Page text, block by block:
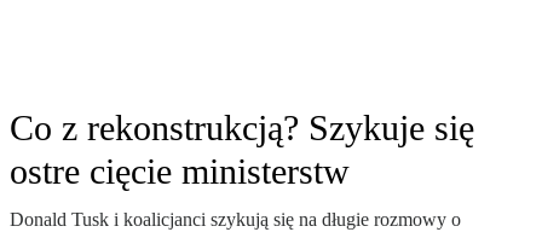
Co z rekonstrukcją? Szykuje się
ostre cięcie ministerstw
Donald Tusk i koalicjanci szykują się na długie rozmowy o